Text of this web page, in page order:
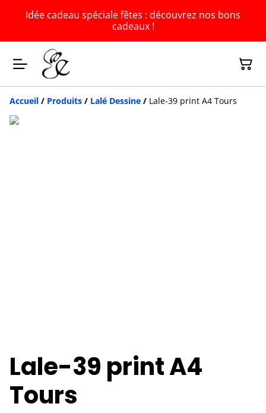
Idée cadeau spéciale fêtes : découvrez nos bons
cadeaux !
Accueil / Produits / Lalé Dessine / Lale-39 print A4 Tours
Lale-39 print A4
Tours